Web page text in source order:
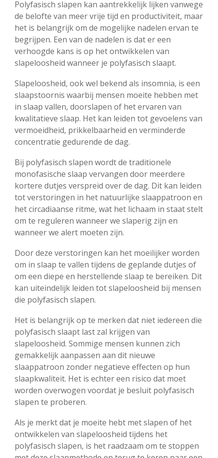
Polyfasisch slapen kan aantrekkelijk lijken vanwege
de belofte van meer vrije tijd en productiviteit, maar
het is belangrijk om de mogelijke nadelen ervan te
begrijpen. Een van de nadelen is dat er een
verhoogde kans is op het ontwikkelen van
slapeloosheid wanneer je polyfasisch slaapt.
Slapeloosheid, ook wel bekend als insomnia, is een
slaapstoornis waarbij mensen moeite hebben met
in slaap vallen, doorslapen of het ervaren van
kwalitatieve slaap. Het kan leiden tot gevoelens van
vermoeidheid, prikkelbaarheid en verminderde
concentratie gedurende de dag.
Bij polyfasisch slapen wordt de traditionele
monofasische slaap vervangen door meerdere
kortere dutjes verspreid over de dag. Dit kan leiden
tot verstoringen in het natuurlijke slaappatroon en
het circadiaanse ritme, wat het lichaam in staat stelt
om te reguleren wanneer we slaperig zijn en
wanneer we alert moeten zijn.
Door deze verstoringen kan het moeilijker worden
om in slaap te vallen tijdens de geplande dutjes of
om een diepe en herstellende slaap te bereiken. Dit
kan uiteindelijk leiden tot slapeloosheid bij mensen
die polyfasisch slapen.
Het is belangrijk op te merken dat niet iedereen die
polyfasisch slaapt last zal krijgen van
slapeloosheid. Sommige mensen kunnen zich
gemakkelijk aanpassen aan dit nieuwe
slaappatroon zonder negatieve effecten op hun
slaapkwaliteit. Het is echter een risico dat moet
worden overwogen voordat je besluit polyfasisch
slapen te proberen.
Als je merkt dat je moeite hebt met slapen of het
ontwikkelen van slapeloosheid tijdens het
polyfasisch slapen, is het raadzaam om te stoppen